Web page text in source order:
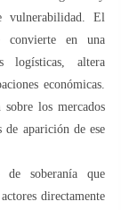
vulnerabilidad. El
convierte en una
logísticas, altera
económicas.
los mercados
de aparición de ese
soberanía que
directamente